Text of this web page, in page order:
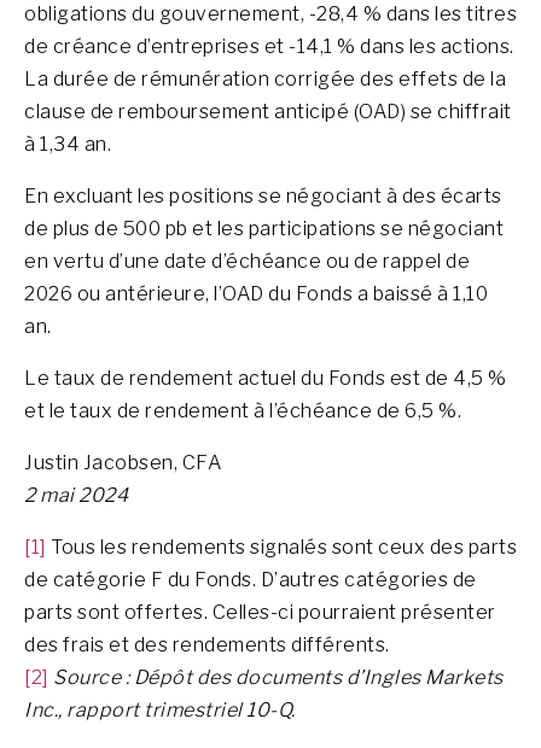
obligations du gouvernement, -28,4 % dans les titres
de créance d’entreprises et -14,1 % dans les actions.
La durée de rémunération corrigée des effets de la
clause de remboursement anticipé (OAD) se chiffrait
à 1,34 an.
En excluant les positions se négociant à des écarts
de plus de 500 pb et les participations se négociant
en vertu d’une date d’échéance ou de rappel de
2026 ou antérieure, l’OAD du Fonds a baissé à 1,10
an.
Le taux de rendement actuel du Fonds est de 4,5 %
et le taux de rendement à l’échéance de 6,5 %.
Justin Jacobsen, CFA
2 mai 2024
[1] Tous les rendements signalés sont ceux des parts
de catégorie F du Fonds. D’autres catégories de
parts sont offertes. Celles-ci pourraient présenter
des frais et des rendements différents.
[2] Source : Dépôt des documents d’Ingles Markets
Inc., rapport trimestriel 10-Q.